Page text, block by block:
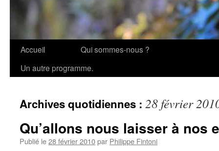
Aller
Accueil
Qui sommes-nous ?
Un autre programme.
Archives quotidiennes : 28 février
Qu’allons nous laisser à nos
Publié le28 février 2010par Philippe Fintoni